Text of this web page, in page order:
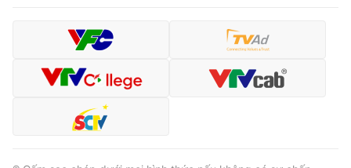
Shorts video
VTV Money VTV Thể thao
VTV Sức khoẻ